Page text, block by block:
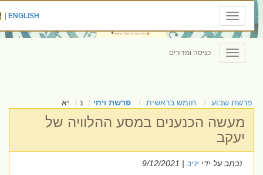
Toggle
navigation
ENGLISH
|
Toggle
navigation
כניסה ומדורים
פרשת שבוע חומש בראשית פרשת ויחי נ יא
מעשה הכנענים במסע ההלוויה של
יעקב
נכתב על ידייניב| 9/12/2021